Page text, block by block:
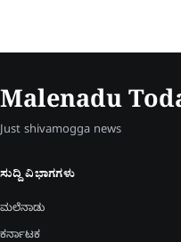
Malenadu
Just shivamogga news
ಸುದ್ದಿ ವಿಭಾಗಗಳು
ಮಲೆನಾಡು
ಕರ್ನಾಟಕ